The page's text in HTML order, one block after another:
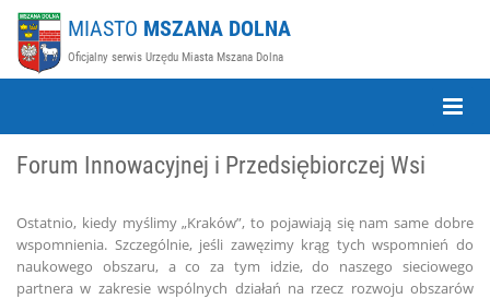
MIASTO MSZANA DOLNA
Oficjalny serwis Urzędu Miasta Mszana Dolna
Toggle
Forum Innowacyjnej i Przedsiębiorczej Wsi
Ostatnio, kiedy myślimy „Kraków”, to pojawiają się nam same dobre
wspomnienia. Szczególnie, jeśli zawęzimy krąg tych wspomnień do
naukowego obszaru, a co za tym idzie, do naszego sieciowego
partnera w zakresie wspólnych działań na rzecz rozwoju obszarów